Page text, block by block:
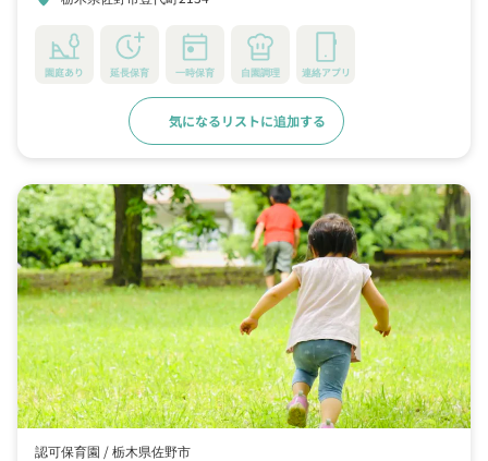
園庭あり 延長保育 一時保育 自園調理 連絡アプリ
気になるリストに追加する
認可保育園 /栃木県佐野市